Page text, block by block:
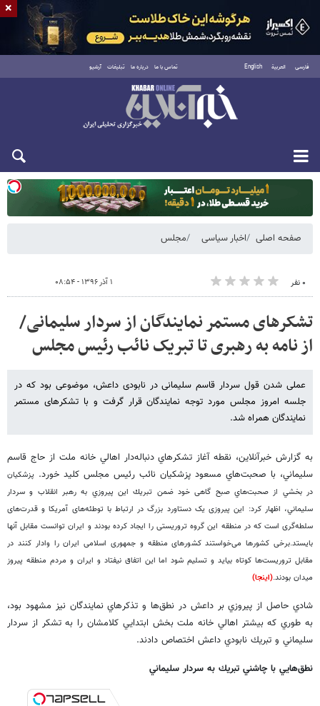
فارسی العربية English تماس با ما درباره ما تبلیغات آرشیو
دوشنبه ۱۹ مرداد ۱۴۰۵
صفحه اصلی اخبار سیاسی مجلس
۰ نفر ۱ آذر ۱۳۹۶ - ۰۸:۵۴
تشکرهای مستمر نمایندگان از سردار سلیمانی/
از نامه به رهبری تا تبریک نائب رئیس مجلس
عملی شدن قول سردار قاسم سلیمانی در نابودی داعش، موضوعی بود که در
جلسه امروز مجلس مورد توجه نمایندگان قرار گرفت و با تشکرهای مستمر
نمایندگان همراه شد.
به گزارش خبرآنلاين، نقطه آغاز تشكرهاي دنباله‌دار اهالي خانه ملت از حاج قاسم
سليماني، با صحبت‌هاي مسعود پزشكيان نائب رئيس مجلس كليد خورد. پزشكيان
در بخشي از صحبت‌هاي صبح گاهی خود ضمن تبريك اين پيروزي به رهبر انقلاب و سردار
سليماني،‌ اظهار كرد: این پیروزی یک دستاورد بزرگ در ارتباط با توطئه‌های آمریکا و قدرت‌های
سلطه‌گری است که در منطقه این گروه تروریستی را ایجاد کرده بودند و ایران توانست مقابل آنها
بایستد.برخی کشورها می‌خواستند کشورهای منطقه و جمهوری اسلامی ایران را وادار کنند در
مقابل تروریست‌ها کوتاه بیاید و تسلیم شود اما این اتفاق نیفتاد و ایران و مردم منطقه پیروز
میدان بودند.(اينجا)
شادي حاصل از پيروزي بر داعش در نطق‌ها و تذكرهاي نمايندگان نيز مشهود بود،
به طوري كه بيشتر اهالي خانه ملت بخش ابتدايي كلامشان را به تشكر از سردار
سليماني و تبريك نابودي داعش اختصاص دادند.
نطق‌هايي با چاشني تبريك به سردار سليماني
×